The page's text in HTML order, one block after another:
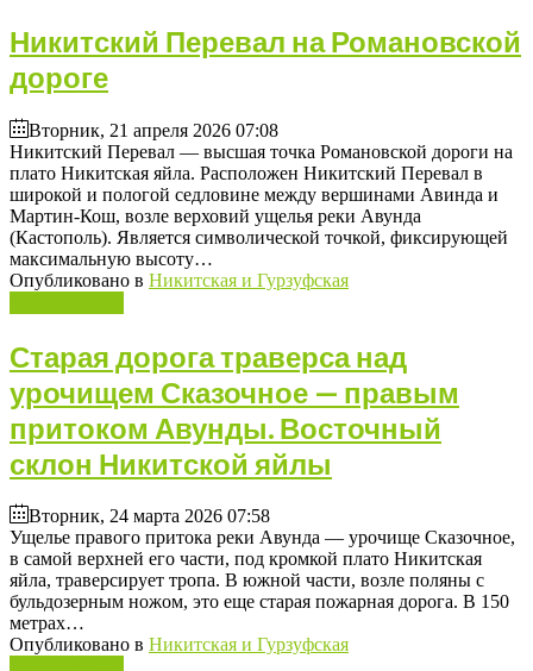
Никитский Перевал на Романовской
дороге
Вторник, 21 апреля 2026 07:08
Никитский Перевал — высшая точка Романовской дороги на
плато Никитская яйла. Расположен Никитский Перевал в
широкой и пологой седловине между вершинами Авинда и
Мартин-Кош, возле верховий ущелья реки Авунда
(Кастополь). Является символической точкой, фиксирующей
максимальную высоту…
Опубликовано в Никитская и Гурзуфская
Старая дорога траверса над
урочищем Сказочное — правым
притоком Авунды. Восточный
склон Никитской яйлы
Вторник, 24 марта 2026 07:58
Ущелье правого притока реки Авунда — урочище Сказочное,
в самой верхней его части, под кромкой плато Никитская
яйла, траверсирует тропа. В южной части, возле поляны с
бульдозерным ножом, это еще старая пожарная дорога. В 150
метрах…
Опубликовано в Никитская и Гурзуфская